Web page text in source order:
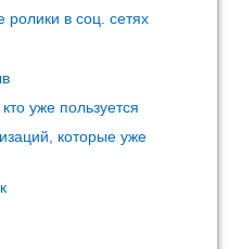
ролики в соц. сетях
уже пользуется
которые уже